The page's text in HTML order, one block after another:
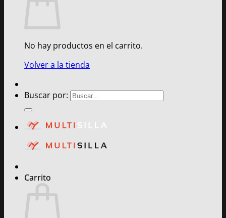
No hay productos en el carrito.
Volver a la tienda
Buscar por:
Carrito